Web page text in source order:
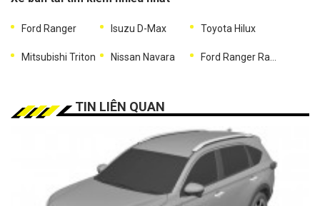
Ford Ranger Isuzu D-Max Toyota Hilux
Mitsubishi Triton Nissan Navara Ford Ranger Raptor
TIN LIÊN QUAN